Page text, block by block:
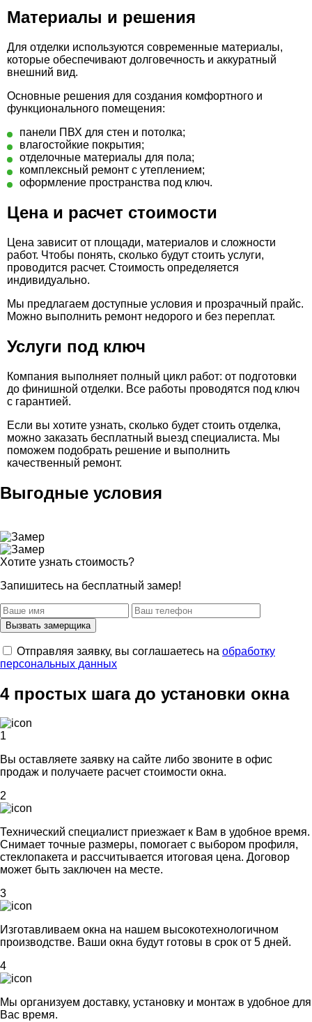
Материалы и решения
Для отделки используются современные материалы,
которые обеспечивают долговечность и аккуратный
внешний вид.
Основные решения для создания комфортного и
функционального помещения:
панели ПВХ для стен и потолка;
влагостойкие покрытия;
отделочные материалы для пола;
комплексный ремонт с утеплением;
оформление пространства под ключ.
Цена и расчет стоимости
Цена зависит от площади, материалов и сложности
работ. Чтобы понять, сколько будут стоить услуги,
проводится расчет. Стоимость определяется
индивидуально.
Мы предлагаем доступные условия и прозрачный прайс.
Можно выполнить ремонт недорого и без переплат.
Услуги под ключ
Компания выполняет полный цикл работ: от подготовки
до финишной отделки. Все работы проводятся под ключ
с гарантией.
Если вы хотите узнать, сколько будет стоить отделка,
можно заказать бесплатный выезд специалиста. Мы
поможем подобрать решение и выполнить
качественный ремонт.
Выгодные условия
Хотите узнать стоимость?
Запишитесь на бесплатный замер!
Отправляя заявку, вы соглашаетесь на обработку
персональных данных
4 простых шага до установки окна
1
Вы оставляете заявку на сайте либо звоните в офис
продаж и получаете расчет стоимости окна.
2
Технический специалист приезжает к Вам в удобное время.
Снимает точные размеры, помогает с выбором профиля,
стеклопакета и рассчитывается итоговая цена. Договор
может быть заключен на месте.
3
Изготавливаем окна на нашем высокотехнологичном
производстве. Ваши окна будут готовы в срок от 5 дней.
4
Мы организуем доставку, установку и монтаж в удобное для
Вас время.